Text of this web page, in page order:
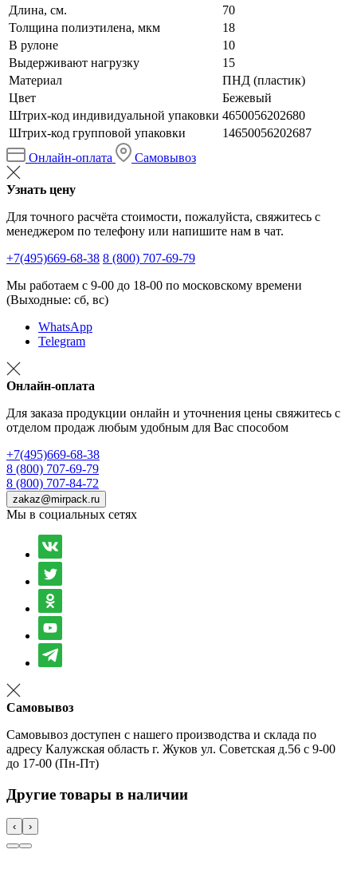
Длина, см.
70
Толщина полиэтилена, мкм
18
В рулоне
10
Выдерживают нагрузку
15
Материал
ПНД (пластик)
Цвет
Бежевый
Штрих-код индивидуальной упаковки 4650056202680
Штрих-код групповой упаковки
14650056202687
Онлайн-оплата
Самовывоз
Узнать цену
Для точного расчёта стоимости, пожалуйста, свяжитесь с
менеджером по телефону или напишите нам в чат.
+7(495)669-68-38 8 (800) 707-69-79
Мы работаем с 9-00 до 18-00 по московскому времени
(Выходные: сб, вс)
WhatsApp
Telegram
Онлайн-оплата
Для заказа продукции онлайн и уточнения цены свяжитесь с
отделом продаж любым удобным для Вас способом
+7(495)669-68-38
8 (800) 707-69-79
8 (800) 707-84-72
zakaz@mirpack.ru
Мы в социальных сетях
Самовывоз
Самовывоз доступен с нашего производства и склада по
адресу Калужская область г. Жуков ул. Советская д.56 с 9-00
до 17-00 (Пн-Пт)
Другие товары в наличии
‹ ›